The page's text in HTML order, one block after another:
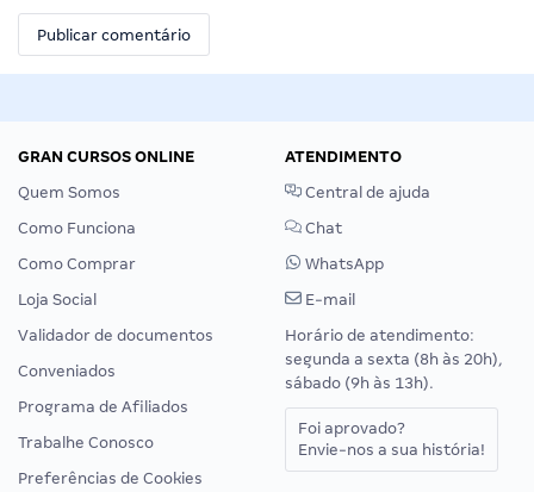
GRAN CURSOS ONLINE
Quem Somos
Como Funciona
Como Comprar
Loja Social
Validador de documentos
Conveniados
Programa de Afiliados
Trabalhe Conosco
Preferências de Cookies
ATENDIMENTO
Central de ajuda
Chat
WhatsApp
E-mail
Horário de atendimento:
segunda a sexta (8h às 20h),
sábado (9h às 13h).
Foi aprovado?
Envie-nos a sua história!